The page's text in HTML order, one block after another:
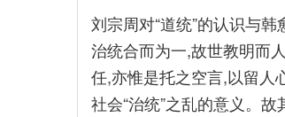
刘宗周对“道统”的认识与
治统合而为一,故世教明而
任,亦惟是托之空言,以留人
社会“治统”之乱的意义。